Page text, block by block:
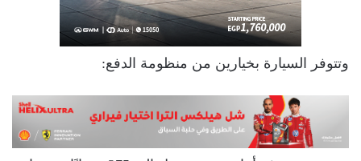
وتتوفر السيارة بخيارين من منظومة الدفع: